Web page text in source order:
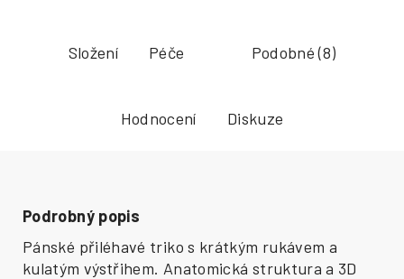
Složení Péče Podobné (8)
Hodnocení Diskuze
Podrobný popis
Pánské přiléhavé triko s krátkým rukávem a
kulatým výstřihem. Anatomická struktura a 3D